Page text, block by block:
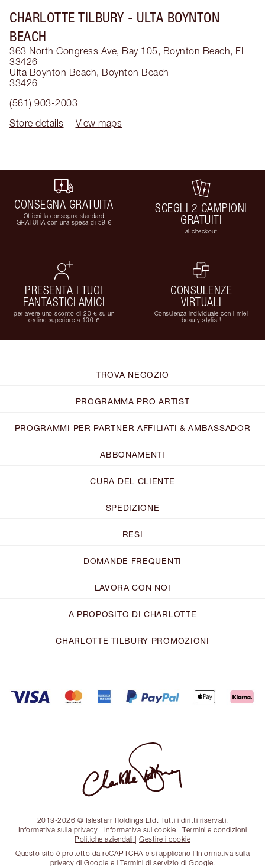
CHARLOTTE TILBURY - ULTA BOYNTON
BEACH
363 North Congress Ave, Bay 105, Boynton Beach, FL
33426
Ulta Boynton Beach, Boynton Beach
33426
(561) 903-2003
Store details
View maps
CONSEGNA GRATUITA
Ottieni la consegna standard
GRATUITA con una spesa di 59 €
SCEGLI 2 CAMPIONI
GRATUITI
al checkout
PRESENTA I TUOI
FANTASTICI AMICI
per avere uno sconto di 20 € su un
ordine superiore a 100 €
CONSULENZE
VIRTUALI
Consulenza individuale con i miei
beauty stylist!
TROVA NEGOZIO
PROGRAMMA PRO ARTIST
PROGRAMMI PER PARTNER AFFILIATI & AMBASSADOR
ABBONAMENTI
CURA DEL CLIENTE
SPEDIZIONE
RESI
DOMANDE FREQUENTI
LAVORA CON NOI
A PROPOSITO DI CHARLOTTE
CHARLOTTE TILBURY PROMOZIONI
2013-2026 © Islestarr Holdings Ltd. Tutti i diritti riservati.
| Informativa sulla privacy | Informativa sui cookie |Termini e condizioni |
Politiche aziendali | Gestire i cookie
Questo sito è protetto da reCAPTCHA e si applicano l'Informativa sulla
privacy di Google e i Termini di servizio di Google.